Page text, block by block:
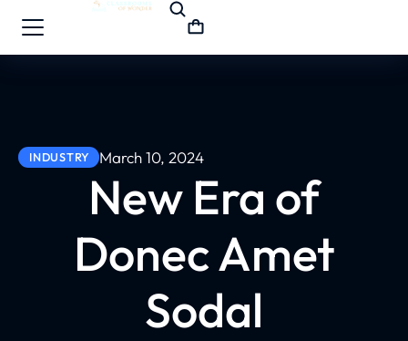
INDUSTRY March 10, 2024
New Era of
Donec Amet
Sodal